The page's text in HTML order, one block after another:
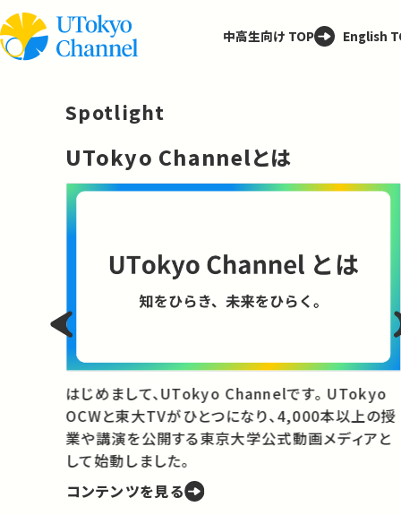
中高生向け TOP English
Spotlight
UTokyo Channelとは
はじめまして、UTokyo Channelです。 UTokyo
OCWと東大TVがひとつになり、4,000本以上の授
業や講演を公開する東京大学公式動画メディアと
して始動しました。
コンテンツを見る